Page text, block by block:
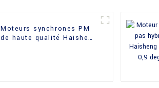
Moteurs synchrones PM
de haute qualité Haisheng